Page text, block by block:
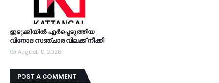
ഇടുക്കിയില്‍ ഏര്‍പ്പെടുത്തിയ
വിനോദ സഞ്ചാര വിലക്ക് നീക്കി
August 10, 2026
POST A COMMENT